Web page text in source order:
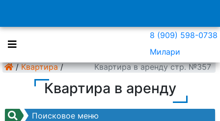
8 (909) 598-0738
Милари
/ Квартира / Квартира в аренду стр. №357
Квартира в аренду
Поисковое меню